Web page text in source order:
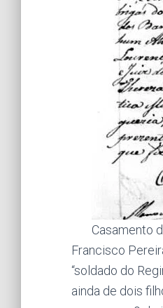
Casamento
Francisco
“soldado do
ainda de dois